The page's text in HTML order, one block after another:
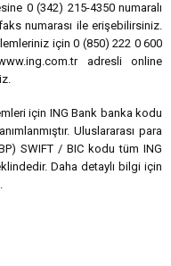
0 (342) 215-4350 numaralı
numarası ile erişebilirsiniz.
için 0 (850) 222 0 600
adresli online
için ING Bank banka kodu
Uluslararası para
SWIFT / BIC kodu tüm ING
Daha detaylı bilgi için